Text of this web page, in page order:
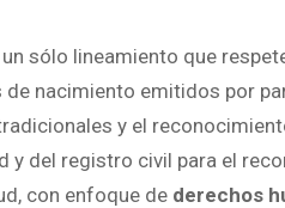
sólo lineamiento que
nacimiento emitidos por
y el
y del registro civil para el
con enfoque de derechos